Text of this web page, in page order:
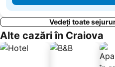
Vedeți toate
Alte cazări în Craiova